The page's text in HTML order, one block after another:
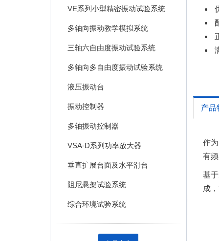
VE系列小型精密振动试验系统
多轴向振动教学模拟系统
三轴六自由度振动试验系统
多轴向多自由度振动试验系统
液压振动台
振动控制器
多轴振动控制器
VSA-D系列功率放大器
垂直扩展台面及水平滑台
阻尼悬架试验系统
综合环境试验系统
产品
作
有
基
成